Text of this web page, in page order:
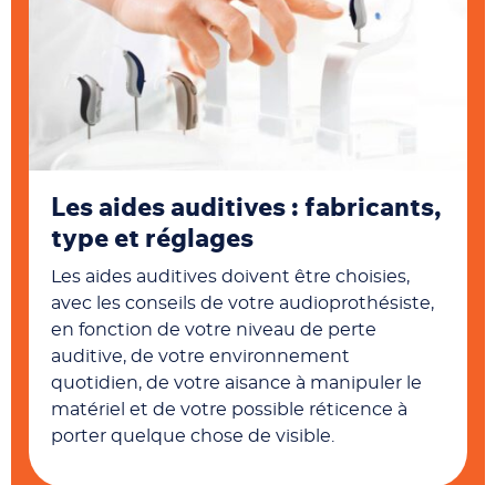
Les aides auditives : fabricants,
type et réglages
Les aides auditives doivent être choisies,
avec les conseils de votre audioprothésiste,
en fonction de votre niveau de perte
auditive, de votre environnement
quotidien, de votre aisance à manipuler le
matériel et de votre possible réticence à
porter quelque chose de visible.